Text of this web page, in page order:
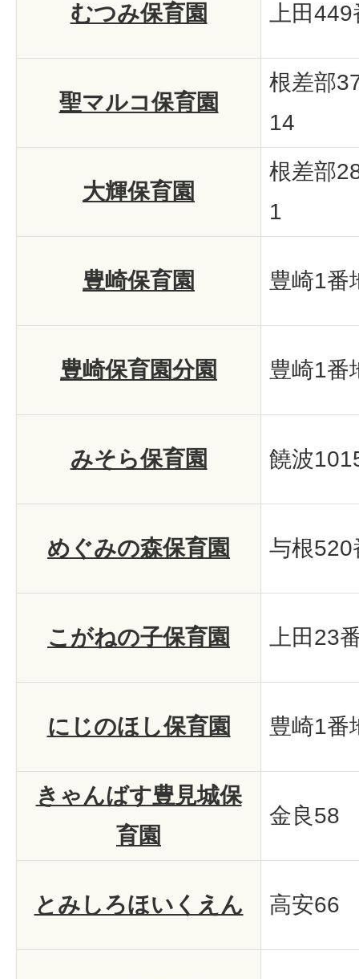
むつみ保育園 上田
聖マルコ保育園
根差部
14
大輝保育園
根差部
1
豊崎保育園 豊崎1番
豊崎保育園分園 豊崎1番
みそら保育園 饒波
めぐみの森保育園 与根520
こがねの子保育園 上田23
にじのほし保育園 豊崎1番
きゃんばす豊見城保
育園
金良58
とみしろほいくえん 高安66